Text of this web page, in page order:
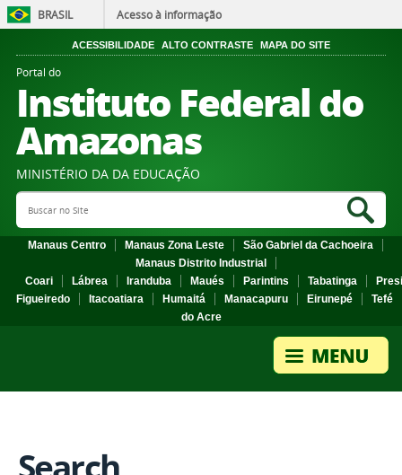
BRASIL Acesso à informação
ACESSIBILIDADE ALTO CONTRASTE MAPA DO SITE
Portal do
Instituto Federal do
Amazonas
MINISTÉRIO DA DA EDUCAÇÃO
Search Site
Manaus Centro Manaus Zona Leste
São Gabriel da Cachoeira
Manaus Distrito Industrial
Coari
Lábrea Iranduba Maués Parintins Tabatinga
Figueiredo
Itacoatiara Humaitá Manacapuru Eirunepé
Tefé
do Acre